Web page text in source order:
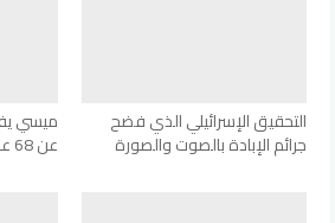
التحقيق الإسرائيلي الذي فضح
جرائم الإبادة بالصوت والصورة
ميسي
عن 68 عاماً